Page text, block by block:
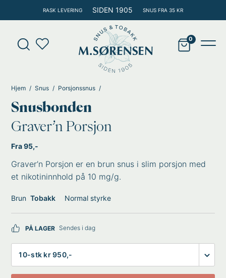
rett
innholdet
RASK LEVERING SIDEN 1905 SNUS FRA 35 KR
Products
search
Hjem Snus Porsjonssnus
Snusbonden
Graver’n Porsjon
Fra 95,-
Graver’n Porsjon er en brun snus i slim porsjon med
et nikotininnhold på 10 mg/g.
Brun Tobakk Normal styrke
PÅ LAGER Sendes i dag